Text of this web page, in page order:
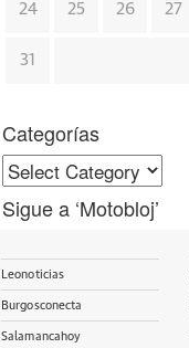
24 25 26 27
31
Categorías
Categorías
Sigue a ‘Motobloj’
Leonoticias
Burgosconecta
Salamancahoy